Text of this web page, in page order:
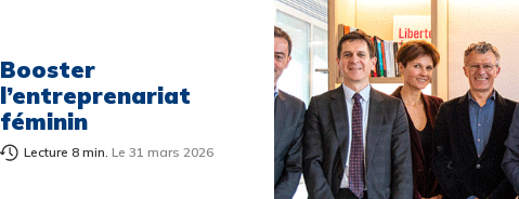
Booster
l’entreprenariat
féminin
Lecture 8 min. Le 31 mars 2026